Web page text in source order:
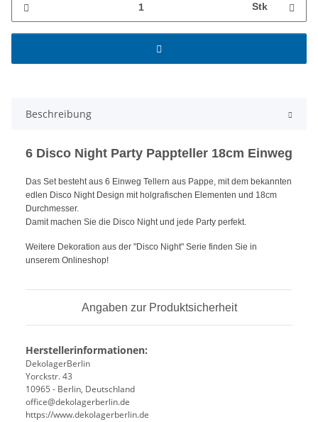
Stk
Beschreibung
6 Disco Night Party Pappteller 18cm Einweg
Das Set besteht aus 6 Einweg Tellern aus Pappe, mit dem bekannten
edlen Disco Night Design mit holgrafischen Elementen und 18cm
Durchmesser.
Damit machen Sie die Disco Night und jede Party perfekt.
Weitere Dekoration aus der "Disco Night" Serie finden Sie in
unserem Onlineshop!
Angaben zur Produktsicherheit
Herstellerinformationen:
DekolagerBerlin
Yorckstr. 43
10965 - Berlin, Deutschland
office@dekolagerberlin.de
https://www.dekolagerberlin.de